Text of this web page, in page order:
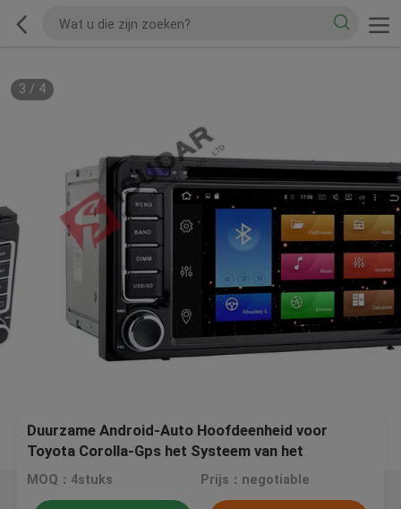
3 / 4
Duurzame Android-Auto Hoofdeenheid voor
Toyota Corolla-Gps het Systeem van het
Navigatievermaak
MOQ：4stuks Prijs：negotiable